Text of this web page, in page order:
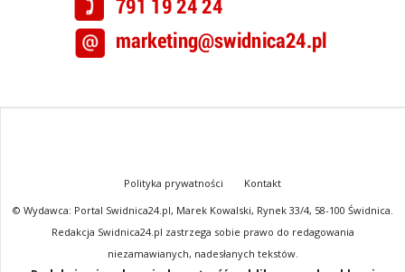
Polityka prywatności
Kontakt
© Wydawca: Portal Swidnica24.pl, Marek Kowalski, Rynek 33/4, 58-100 Świdnica.
Redakcja Swidnica24.pl zastrzega sobie prawo do redagowania
niezamawianych, nadesłanych tekstów.